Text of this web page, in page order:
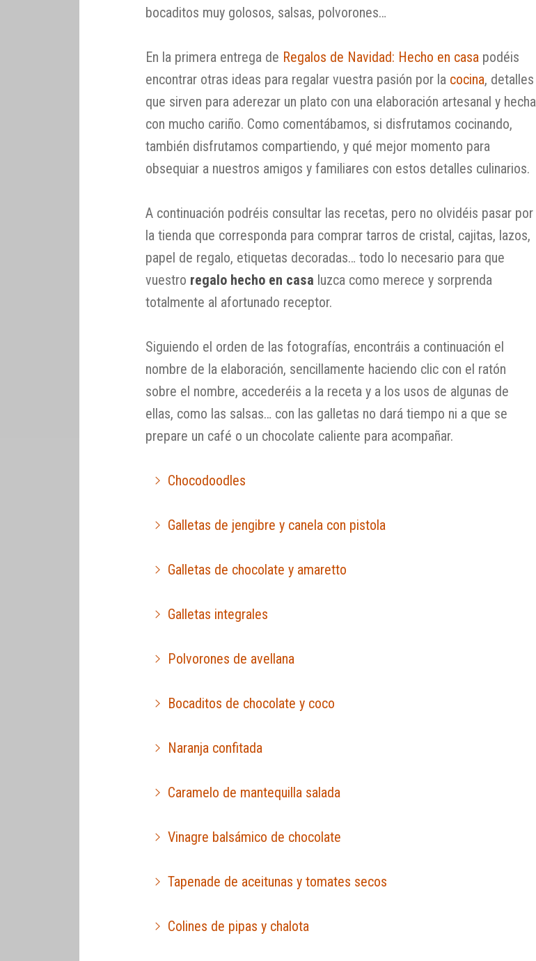
bocaditos muy golosos, salsas, polvorones…
En la primera entrega de Regalos de Navidad: Hecho en casa podéis
encontrar otras ideas para regalar vuestra pasión por la cocina, detalles
que sirven para aderezar un plato con una elaboración artesanal y hecha
con mucho cariño. Como comentábamos, si disfrutamos cocinando,
también disfrutamos compartiendo, y qué mejor momento para
obsequiar a nuestros amigos y familiares con estos detalles culinarios.
A continuación podréis consultar las recetas, pero no olvidéis pasar por
la tienda que corresponda para comprar tarros de cristal, cajitas, lazos,
papel de regalo, etiquetas decoradas… todo lo necesario para que
vuestro regalo hecho en casa luzca como merece y sorprenda
totalmente al afortunado receptor.
Siguiendo el orden de las fotografías, encontráis a continuación el
nombre de la elaboración, sencillamente haciendo clic con el ratón
sobre el nombre, accederéis a la receta y a los usos de algunas de
ellas, como las salsas… con las galletas no dará tiempo ni a que se
prepare un café o un chocolate caliente para acompañar.
Chocodoodles
Galletas de jengibre y canela con pistola
Galletas de chocolate y amaretto
Galletas integrales
Polvorones de avellana
Bocaditos de chocolate y coco
Naranja confitada
Caramelo de mantequilla salada
Vinagre balsámico de chocolate
Tapenade de aceitunas y tomates secos
Colines de pipas y chalota